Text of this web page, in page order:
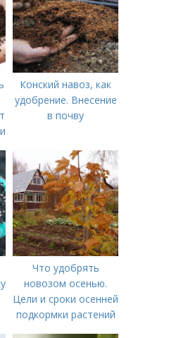
Конский навоз, как
удобрение. Внесение
в почву
Что удобрять
новозом осенью.
Цели и сроки осенней
подкормки растений